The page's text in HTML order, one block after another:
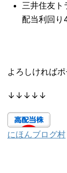
三井住友ト
配当利回り
よろしければポ
↓↓↓↓↓
にほんブログ村